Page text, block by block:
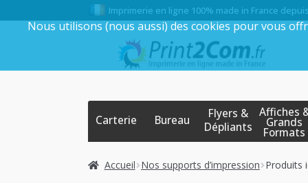
Imprimerie en ligne 100% made in France
Aller
à
la
Aller
au
contenu
Carterie Bureau
Flyers &
Dépliants
Affiches
Grands
Formats
Accueil Nos supports d’impression Produits
Nous utilisons (nous aussi) des cookies pour vous